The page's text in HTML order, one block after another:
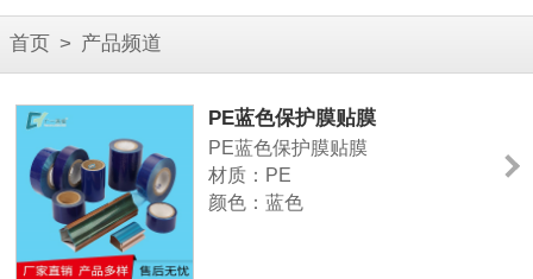
首页 > 产品频道
PE蓝色保护膜贴膜
PE蓝色保护膜贴膜
材质：PE
颜色：蓝色